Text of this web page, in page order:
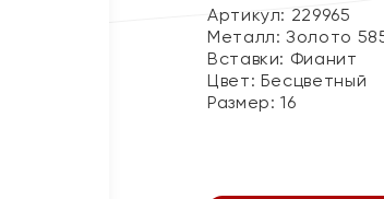
Артикул: 229965
Металл:Золото
Вставки: Фианит
Цвет: Бесцветный
Размер:16